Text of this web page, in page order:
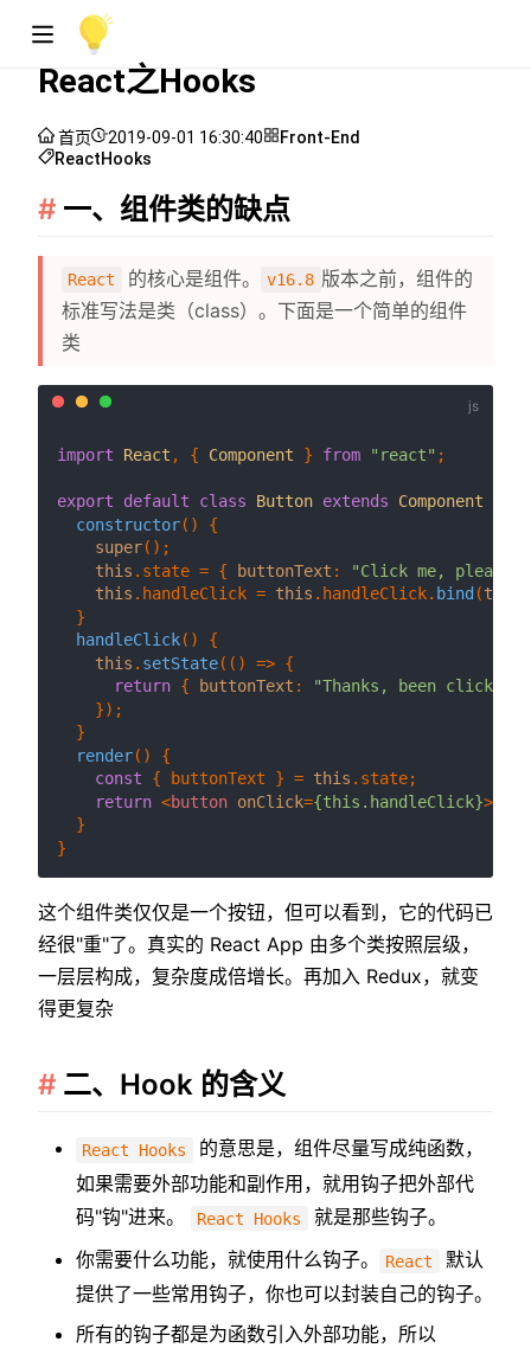
React之Hooks
首页 2019-09-01 16:30:40
Front-End
ReactHooks
一、组件类的缺点
React 的核心是组件。 v16.8 版本之前，组件的
标准写法是类（class）。下面是一个简单的组件
类
import React , { Component } from "react" ;
export default class Button extends Component
constructor( ) {
super();
this
state = { buttonText : "Click me, please"
this . handleClick = this . handleClick. bind (this
  }
handleClick( ) {
this
setState( () => {
return { buttonText :
"Thanks, been clicked!"
    });
  }
render( ) {
const { buttonText } = this . state;
return <button onClick={this.handleClick}>
  }
这个组件类仅仅是一个按钮，但可以看到，它的代码已
经很"重"了。真实的 React App 由多个类按照层级，
一层层构成，复杂度成倍增长。再加入 Redux，就变
得更复杂
二、Hook 的含义
React Hooks
的意思是，组件尽量写成纯函数，
如果需要外部功能和副作用，就用钩子把外部代
码"钩"进来。
React Hooks
就是那些钩子。
你需要什么功能，就使用什么钩子。
React
默认
提供了一些常用钩子，你也可以封装自己的钩子。
所有的钩子都是为函数引入外部功能，所以